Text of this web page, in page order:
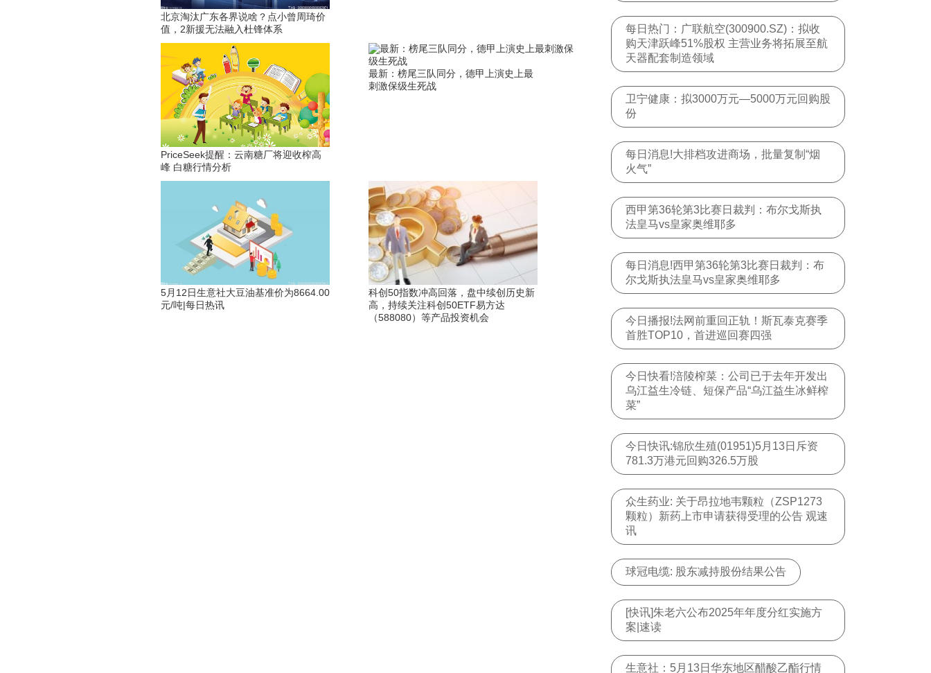
北京淘汰广东各界说啥？点小曾周琦价
值，2新援无法融入杜锋体系
最新：榜尾三队同分，德甲上演史上最
刺激保级生死战
PriceSeek提醒：云南糖厂将迎收榨高
峰 白糖行情分析
科创50指数冲高回落，盘中续创历史新
高，持续关注科创50ETF易方达
（588080）等产品投资机会
5月12日生意社大豆油基准价为8664.00
元/吨|每日热讯
每日热门：广联航空(300900.SZ)：拟收
购天津跃峰51%股权 主营业务将拓展至航
天器配套制造领域
卫宁健康：拟3000万元—5000万元回购股
份
每日消息!大排档攻进商场，批量复制“烟
火气”
西甲第36轮第3比赛日裁判：布尔戈斯执
法皇马vs皇家奥维耶多
每日消息!西甲第36轮第3比赛日裁判：布
尔戈斯执法皇马vs皇家奥维耶多
今日播报!法网前重回正轨！斯瓦泰克赛季
首胜TOP10，首进巡回赛四强
今日快看!涪陵榨菜：公司已于去年开发出
乌江益生冷链、短保产品“乌江益生冰鲜榨
菜”
今日快讯:锦欣生殖(01951)5月13日斥资
781.3万港元回购326.5万股
众生药业: 关于昂拉地韦颗粒（ZSP1273
颗粒）新药上市申请获得受理的公告 观速
讯
球冠电缆: 股东减持股份结果公告
[快讯]朱老六公布2025年年度分红实施方
案|速读
生意社：5月13日华东地区醋酸乙酯行情